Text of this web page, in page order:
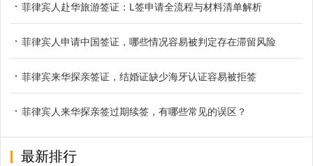
菲律宾人赴华旅游签证：L签申请全流程与材料清单解析
菲律宾人申请中国签证，哪些情况容易被判定存在滞留风险
菲律宾来华探亲签证，结婚证缺少海牙认证容易被拒签
菲律宾人来华探亲签过期续签，有哪些常见的误区？
最新排行